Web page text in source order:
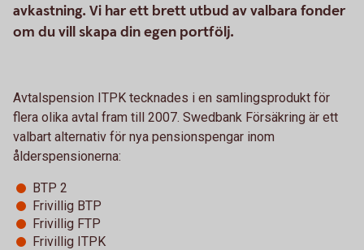
avkastning. Vi har ett brett utbud av valbara fonder
om du vill skapa din egen portfölj.
Avtalspension ITPK tecknades i en samlingsprodukt för
flera olika avtal fram till 2007. Swedbank Försäkring är ett
valbart alternativ för nya pensionspengar inom
ålderspensionerna:
BTP 2
Frivillig BTP
Frivillig FTP
Frivillig ITPK